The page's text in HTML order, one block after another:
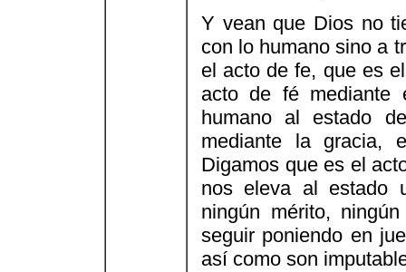
Y vean que Dios no
con lo humano sino a
el acto de fe, que es
acto de fé mediante
humano al estado
mediante la gracia,
Digamos que es el
nos eleva al estado
ningún mérito,
seguir poniendo en
así como son